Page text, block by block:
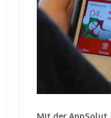
Mit der AppSolut